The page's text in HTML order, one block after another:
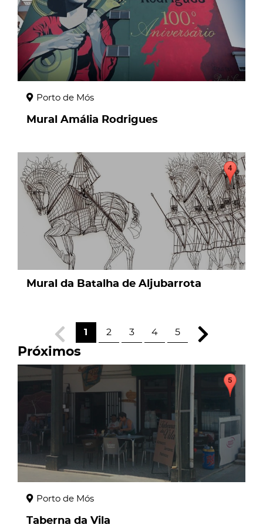
Porto de Mós
Mural Amália Rodrigues
page
Mural da Batalha de Aljubarrota
1 2 3 4 5
Próximos
page
Porto de Mós
Taberna da Vila